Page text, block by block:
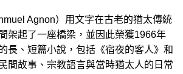
Agnon）用文字在古老的猶太傳統
架起了一座橋梁，並因此榮獲1966年
長、短篇小說，包括《宿夜的客人》和
間故事、宗教語言與當時猶太人的日常